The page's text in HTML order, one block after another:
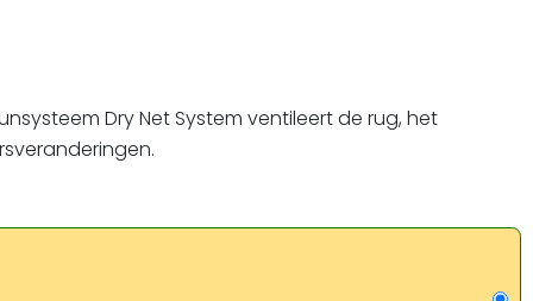
Dry Net System ventileert de rug, het